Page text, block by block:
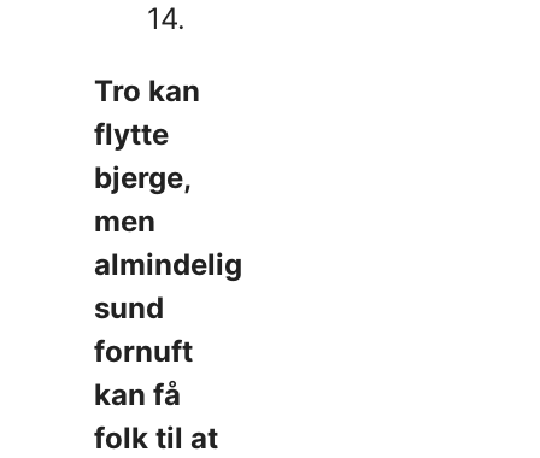
14.
Tro kan
flytte
bjerge,
men
almindelig
sund
fornuft
kan få
folk til at